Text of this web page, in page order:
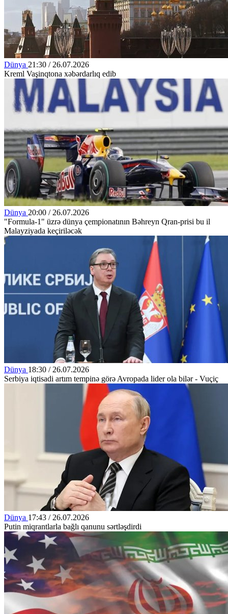
Dünya 21:30 / 26.07.2026
Kreml Vaşinqtona xəbərdarlıq edib
Dünya 20:00 / 26.07.2026
"Formula-1" üzrə dünya çempionatının Bəhreyn Qran-prisi bu il
Malayziyada keçiriləcək
Dünya 18:30 / 26.07.2026
Serbiya iqtisadi artım tempinə görə Avropada lider ola bilər - Vuçiç
Dünya 17:43 / 26.07.2026
Putin miqrantlarla bağlı qanunu sərtləşdirdi